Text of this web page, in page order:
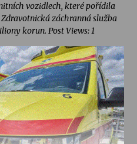
vozidlech, které pořídila
záchranná služba
korun. Post Views: 1